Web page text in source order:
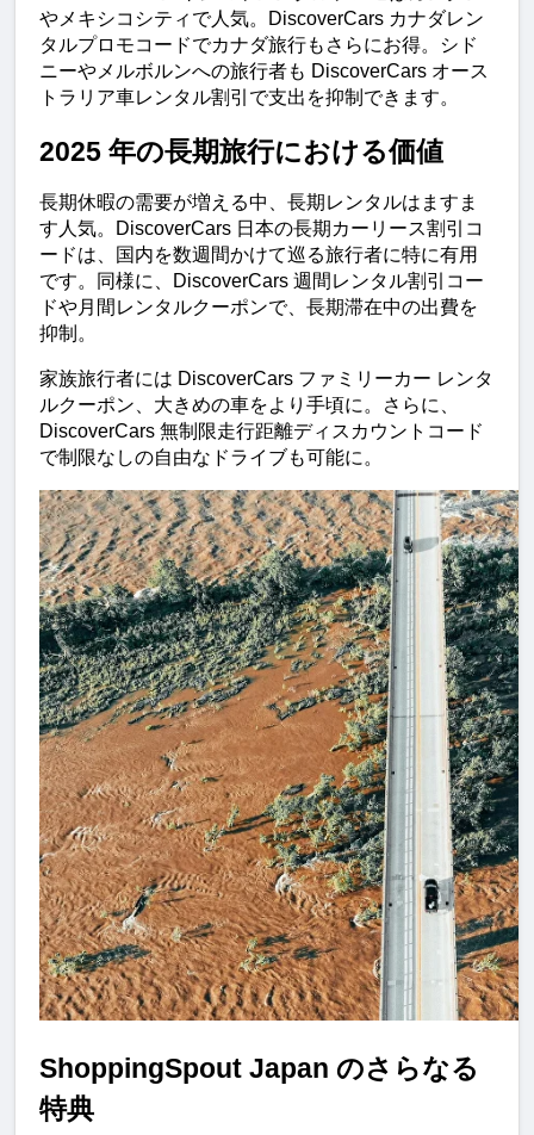
やメキシコシティで人気。DiscoverCars カナダレン
タルプロモコードでカナダ旅行もさらにお得。シド
ニーやメルボルンへの旅行者も DiscoverCars オース
トラリア車レンタル割引で支出を抑制できます。
2025 年の長期旅行における価値
長期休暇の需要が増える中、長期レンタルはますま
す人気。DiscoverCars 日本の長期カーリース割引コ
ードは、国内を数週間かけて巡る旅行者に特に有用
です。同様に、DiscoverCars 週間レンタル割引コー
ドや月間レンタルクーポンで、長期滞在中の出費を
抑制。
家族旅行者には DiscoverCars ファミリーカー レンタ
ルクーポン、大きめの車をより手頃に。さらに、
DiscoverCars 無制限走行距離ディスカウントコード
で制限なしの自由なドライブも可能に。
ShoppingSpout Japan のさらなる
特典